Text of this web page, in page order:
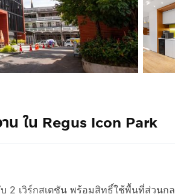
ใน Regus Icon Park
เวิร์กสเตชัน พร้อมสิทธิ์ใช้พื้นที่ส่วนก